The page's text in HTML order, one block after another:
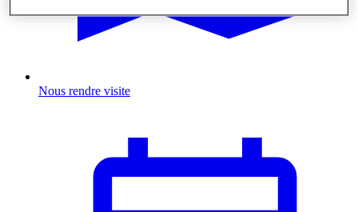
Nous rendre visite